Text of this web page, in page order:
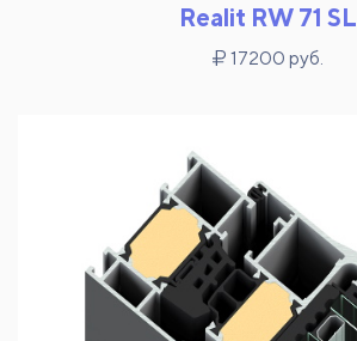
Realit RW 71 SL
17200 руб.